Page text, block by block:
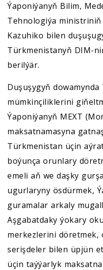
Ýaponiýanyň Bilim,
Tehnologiýa
Kazuhiko bilen
Türkmenistanyň DIM-
berilýär.
Duşuşygyň
mümkinçiliklerini
Ýaponiýanyň MEXT
maksatnamasyna
Türkmenistan üçin
boýunça orunlary
emeli aň we daşky
ugurlaryny ösdürmek,
guramalar arkaly
Aşgabatdaky ýokary
merkezlerini döretmek,
serişdeler bilen üpjün
üçin taýýarlyk